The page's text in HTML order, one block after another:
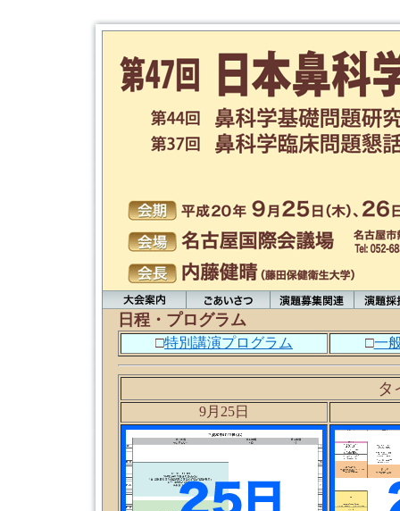
日程・プログラム
□特別講演プログラム □一
タ
9月25日